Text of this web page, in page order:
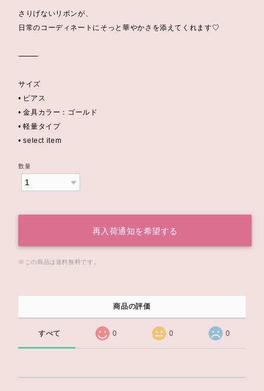
さりげないリボンが、
日常のコーディネートにそっと華やかさを添えてくれます♡
⸻
サイズ
• ピアス
• 金具カラー：ゴールド
• 軽量タイプ
• select item
数量
再入荷通知を希望する
※この商品は 送料無料です。
商品の評価
すべて 0 0 0